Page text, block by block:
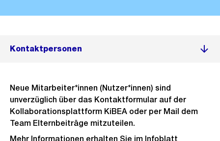
Kontaktpersonen
Neue Mitarbeiter*innen (Nutzer*innen) sind
unverzüglich über das Kontaktformular auf der
Kollaborationsplattform KiBEA oder per Mail dem
Team Elternbeiträge mitzuteilen.
Mehr Informationen erhalten Sie im Infoblatt